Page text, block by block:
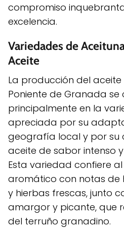
compromiso
excelencia.
Variedades de
Aceite
La producción del aceite
Poniente de Granada se
principalmente en la
apreciada por su
geografía local y por su
aceite de sabor intenso
Esta variedad confiere
aromático con notas de
y hierbas frescas, junto
amargor y picante, que
del terruño granadino.